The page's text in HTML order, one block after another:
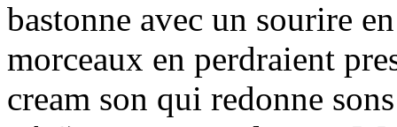
bastonne avec un sourire
morceaux en perdraient
cream son qui redonne